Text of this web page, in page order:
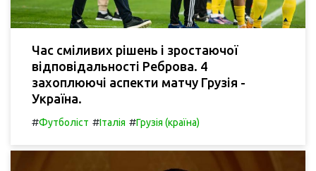
Час сміливих рішень і зростаючої
відповідальності Реброва. 4
захоплюючі аспекти матчу Грузія -
Україна.
#Футболіст #Італія #Грузія (країна)